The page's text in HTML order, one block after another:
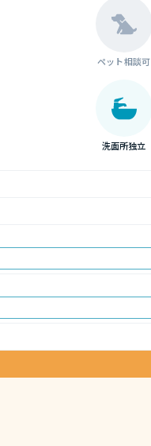
ペット相談可
洗面所独立